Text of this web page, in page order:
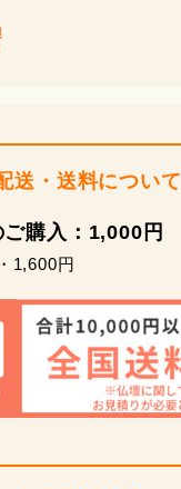
送・送料について
購入：1,000円
1,600円